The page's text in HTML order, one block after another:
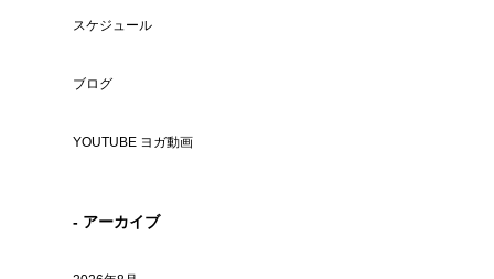
スケジュール
ブログ
YOUTUBE ヨガ動画
- アーカイブ